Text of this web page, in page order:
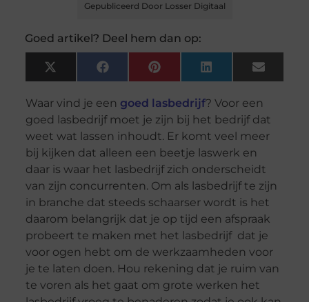
Gepubliceerd Door Losser Digitaal
Goed artikel? Deel hem dan op:
X
(Twitter)
FacebookPinterest LinkedIn Email
Waar vind je een goed lasbedrijf? Voor een
goed lasbedrijf moet je zijn bij het bedrijf dat
weet wat lassen inhoudt. Er komt veel meer
bij kijken dat alleen een beetje laswerk en
daar is waar het lasbedrijf zich onderscheidt
van zijn concurrenten. Om als lasbedrijf te zijn
in branche dat steeds schaarser wordt is het
daarom belangrijk dat je op tijd een afspraak
probeert te maken met het lasbedrijf dat je
voor ogen hebt om de werkzaamheden voor
je te laten doen. Hou rekening dat je ruim van
te voren als het gaat om grote werken het